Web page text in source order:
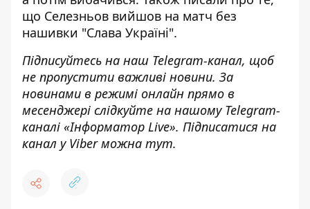
що Селезньов вийшов на матч без
нашивки "Слава Україні".
Підписуйтесь на наш Telegram-канал, щоб
не пропустити важливі новини. За
новинами в режимі онлайн прямо в
месенджері слідкуйте на нашому Telegram-
каналі «Інформатор Live». Підписатися на
канал у Viber можна тут.